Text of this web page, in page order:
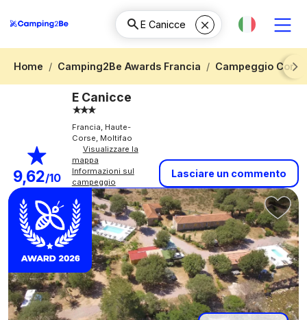
Home Camping2Be Awards Francia
Campeggio Corse
Next
9,62/10
E Canicce
Francia, Haute-
Corse, Moltifao
Visualizzare la
mappa
Informazioni sul
campeggio
Lasciare un commento